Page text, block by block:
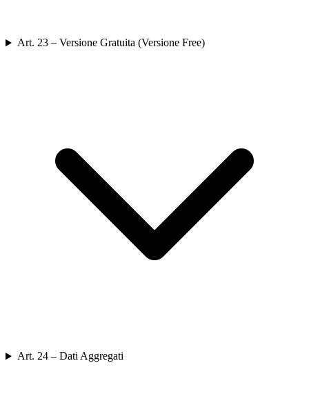
Art. 23 – Versione Gratuita (Versione Free)
Art. 24 – Dati Aggregati